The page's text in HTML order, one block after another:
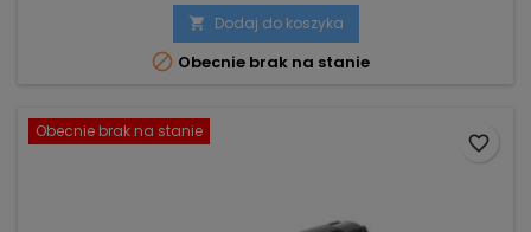
 Dodaj do koszyka
 Obecnie brak na stanie
Obecnie brak na stanie
favorite_border